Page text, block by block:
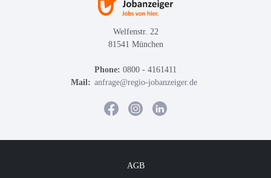
Welfenstr. 22
81541 München
Phone: 0800 - 4161411
Mail: anfrage@regio-jobanzeiger.de
AGB